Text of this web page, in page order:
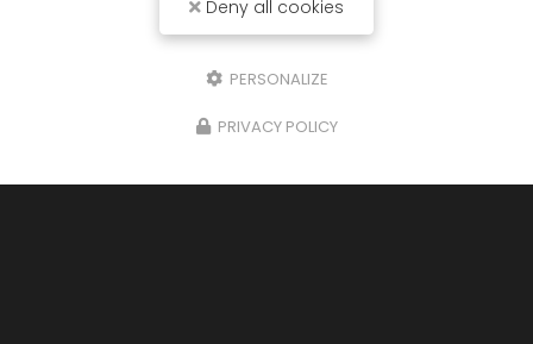
Deny all cookies
PERSONALIZE
PRIVACY POLICY